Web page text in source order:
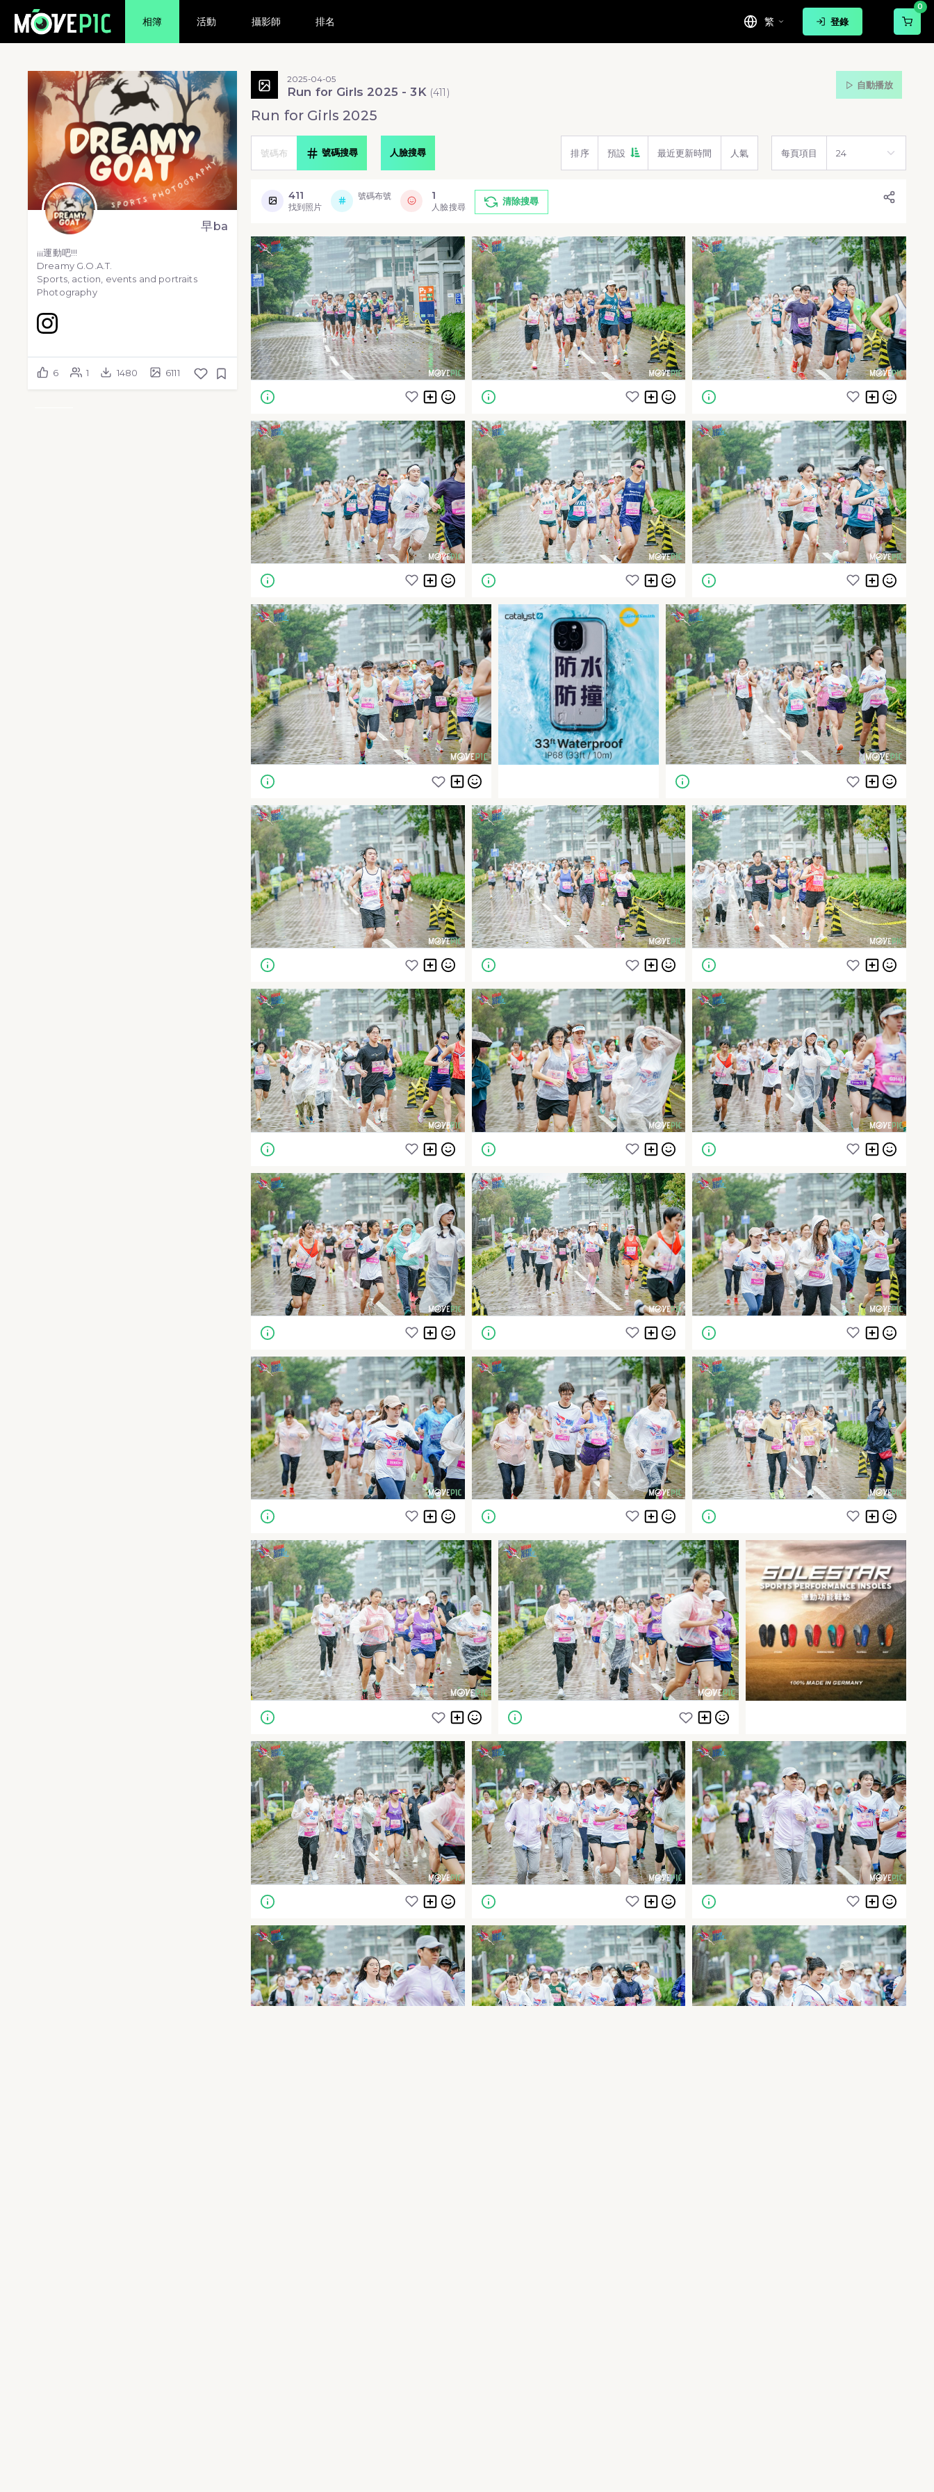
相簿 活動 攝影師 排名 繁 登錄
0
早ba
¡¡¡運動吧!!!
Dreamy G.O.A.T.
Sports, action, events and portraits
Photography
6 1 1480 6111
2025-04-05
Run for Girls 2025 - 3K (411)
自動播放
Run for Girls 2025
號碼搜尋 人臉搜尋 排序 預設 最近更新時間 人氣 每頁項目
411
找到照片
號碼布號 1
人臉搜尋
清除搜尋